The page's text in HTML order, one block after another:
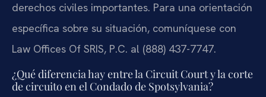
derechos civiles importantes. Para una orientación
específica sobre su situación, comuníquese con
Law Offices Of SRIS, P.C. al (888) 437-7747.
¿Qué diferencia hay entre la Circuit Court y la corte
de circuito en el Condado de Spotsylvania?